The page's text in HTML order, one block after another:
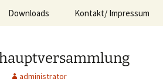
Wallmerod
Downloads Kontakt/ Impressum
administrator